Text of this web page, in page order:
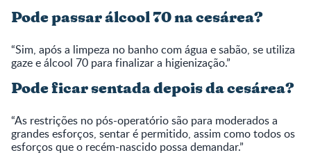
Pode passar álcool 70 na cesárea?
“Sim, após a limpeza no banho com água e sabão, se utiliza
gaze e álcool 70 para finalizar a higienização.”
Pode ficar sentada depois da cesárea?
“As restrições no pós-operatório são para moderados a
grandes esforços, sentar é permitido, assim como todos os
esforços que o recém-nascido possa demandar.”